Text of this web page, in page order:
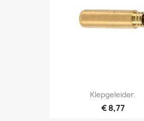
Klepgeleider.
€ 8,77